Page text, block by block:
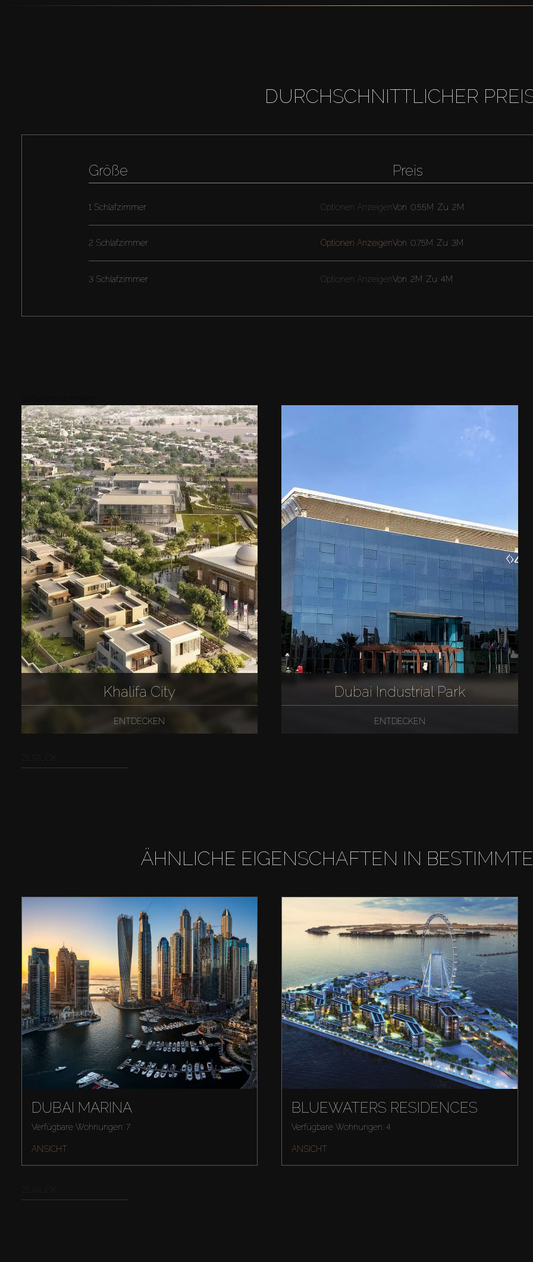
DURCHSCHNITTLICHER
Größe
1 Schlafzimmer Optionen Anzeigen
2 Schlafzimmer Optionen Anzeigen
3 Schlafzimmer Optionen Anzeigen
Preis
Von 0.55M Zu 2M
Von 0.75M Zu 3M
Von 2M Zu 4M
Khalifa City
ENTDECKEN
Dubai Industrial Park
ENTDECKEN
ÄHNLICHE EIGENSCHAFTEN IN
DUBAI MARINA
Verfügbare Wohnungen: 7
ANSICHT
BLUEWATERS RESIDENCES
Verfügbare Wohnungen: 4
ANSICHT